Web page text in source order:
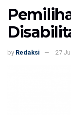
by Redaksi 27